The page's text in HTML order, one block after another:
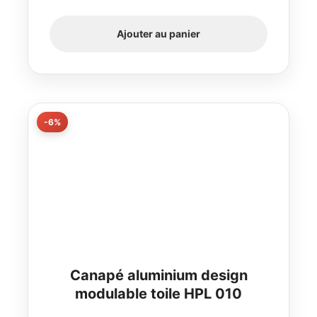
Ajouter au panier
-6%
Canapé aluminium design
modulable toile HPL 010